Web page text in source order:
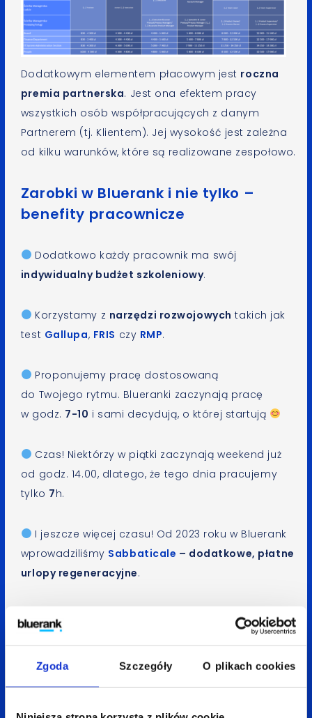
Zgoda Szczegóły O plikach cookies
Dodatkowym elementem płacowym jest roczna
premia partnerska. Jest ona efektem pracy
wszystkich osób współpracujących z danym
Partnerem (tj. Klientem). Jej wysokość jest zależna
od kilku warunków, które są realizowane zespołowo.
Zarobki w Bluerank i nie tylko –
benefity pracownicze
Dodatkowo każdy pracownik ma swój
indywidualny budżet szkoleniowy.
Korzystamy z narzędzi rozwojowych takich jak
test Gallupa, FRIS czy RMP.
Proponujemy pracę dostosowaną
do Twojego rytmu. Blueranki zaczynają pracę
w godz. 7-10 i sami decydują, o której startują
Czas! Niektórzy w piątki zaczynają weekend już
od godz. 14.00, dlatego, że tego dnia pracujemy
tylko 7h.
I jeszcze więcej czasu! Od 2023 roku w Bluerank
wprowadziliśmy Sabbaticale – dodatkowe, płatne
urlopy regeneracyjne.
Onboarding wyposażający w niezbędną wiedzą
oraz…Buddiego
! Osobistego przewodnika
adaptacji
Dbając o dobrostan Blueranków proponujemy